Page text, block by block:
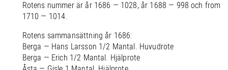
Rotens nummer är år 1686 — 1028, år 1688 — 998 och from
1710 — 1014.
Rotens sammansättning år 1686:
Berga — Hans Larsson 1/2 Mantal. Huvudrote
Berga — Erich 1/2 Mantal. Hjälprote